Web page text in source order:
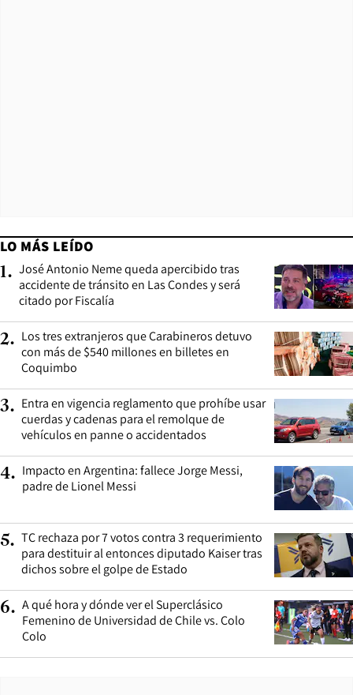
LO MÁS LEÍDO
1. José Antonio Neme queda apercibido tras
accidente de tránsito en Las Condes y será
citado por Fiscalía
2. Los tres extranjeros que Carabineros detuvo
con más de $540 millones en billetes en
Coquimbo
3. Entra en vigencia reglamento que prohíbe usar
cuerdas y cadenas para el remolque de
vehículos en panne o accidentados
4. Impacto en Argentina: fallece Jorge Messi,
padre de Lionel Messi
5. TC rechaza por 7 votos contra 3 requerimiento
para destituir al entonces diputado Kaiser tras
dichos sobre el golpe de Estado
6. A qué hora y dónde ver el Superclásico
Femenino de Universidad de Chile vs. Colo
Colo